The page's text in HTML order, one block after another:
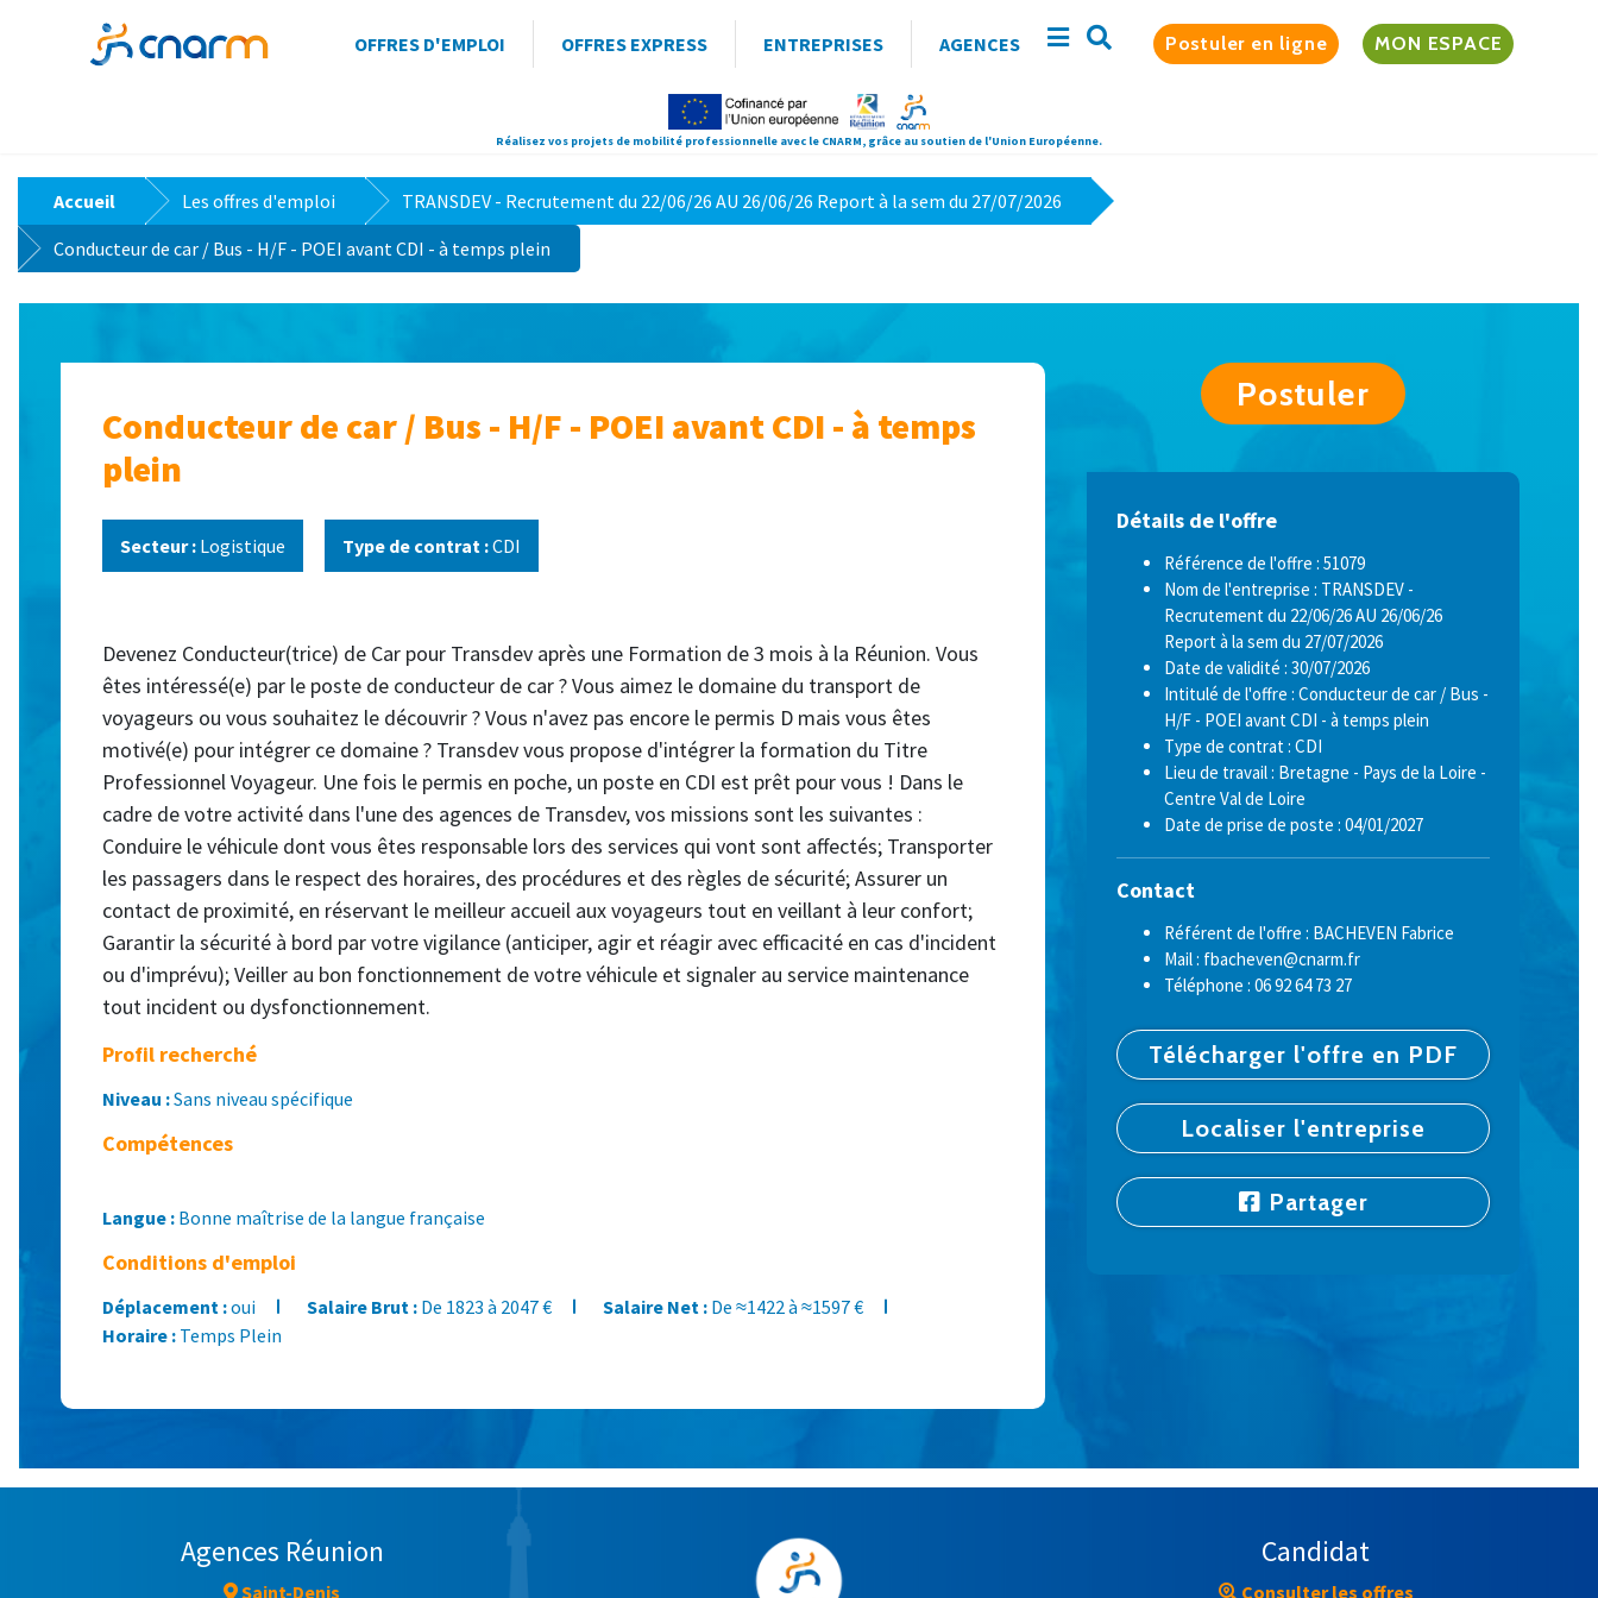
OFFRES D'EMPLOI OFFRES EXPRESS ENTREPRISES AGENCES Postuler en ligne MON ESPACE
Réalisez vos projets de mobilité professionnelle avec le CNARM, grâce au soutien de l'Union Européenne.
Accueil Les offres d'emploi TRANSDEV - Recrutement du 22/06/26 AU 26/06/26 Report à la sem du 27/07/2026
Conducteur de car / Bus - H/F - POEI avant CDI - à temps plein
Conducteur de car / Bus - H/F - POEI avant CDI - à temps
plein
Secteur : Logistique Type de contrat :CDI
Devenez Conducteur(trice) de Car pour Transdev après une Formation de 3 mois à la Réunion. Vous
êtes intéressé(e) par le poste de conducteur de car ? Vous aimez le domaine du transport de
voyageurs ou vous souhaitez le découvrir ? Vous n'avez pas encore le permis D mais vous êtes
motivé(e) pour intégrer ce domaine ? Transdev vous propose d'intégrer la formation du Titre
Professionnel Voyageur. Une fois le permis en poche, un poste en CDI est prêt pour vous ! Dans le
cadre de votre activité dans l'une des agences de Transdev, vos missions sont les suivantes :
Conduire le véhicule dont vous êtes responsable lors des services qui vont sont affectés; Transporter
les passagers dans le respect des horaires, des procédures et des règles de sécurité; Assurer un
contact de proximité, en réservant le meilleur accueil aux voyageurs tout en veillant à leur confort;
Garantir la sécurité à bord par votre vigilance (anticiper, agir et réagir avec efficacité en cas d'incident
ou d'imprévu); Veiller au bon fonctionnement de votre véhicule et signaler au service maintenance
tout incident ou dysfonctionnement.
Profil recherché
Niveau :Sans niveau spécifique
Compétences
Langue : Bonne maîtrise de la langue française
Conditions d'emploi
Déplacement :oui Salaire Brut : De 1823 à 2047 € Salaire Net : De ≈1422 à ≈1597 €
Horaire : Temps Plein
Postuler
Détails de l'offre
Référence de l'offre : 51079
Nom de l'entreprise : TRANSDEV -
Recrutement du 22/06/26 AU 26/06/26
Report à la sem du 27/07/2026
Date de validité : 30/07/2026
Intitulé de l'offre : Conducteur de car / Bus -
H/F - POEI avant CDI - à temps plein
Type de contrat : CDI
Lieu de travail : Bretagne - Pays de la Loire -
Centre Val de Loire
Date de prise de poste : 04/01/2027
Contact
Référent de l'offre : BACHEVEN Fabrice
Mail : fbacheven@cnarm.fr
Téléphone : 06 92 64 73 27
Télécharger l'offre en PDF
Localiser l'entreprise
Partager
Agences Réunion
Saint-Denis
Candidat
Consulter les offres